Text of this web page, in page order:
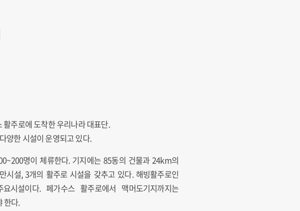
주로에 도착한 우리나라 대표단.
양한 시설이 운영되고 있다.
명이 체류한다. 기지에는 85동의 건물과 24km의
시설, 3개의 활주로 시설을 갖추고 있다. 해빙활주로인
시설이다. 페가수스 활주로에서 맥머도기지까지는
한다.